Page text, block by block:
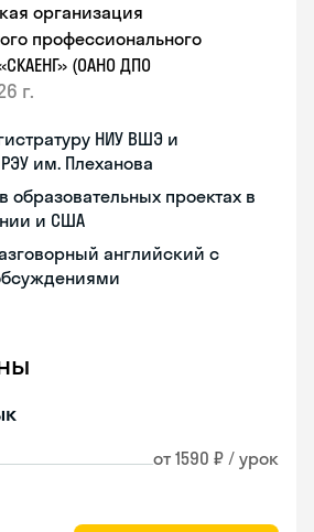
организация
профессионального
(ОАНО ДПО
г.
НИУ ВШЭ и
им. Плеханова
образовательных проектах в
и США
английский с
от 1590 ₽ / урок